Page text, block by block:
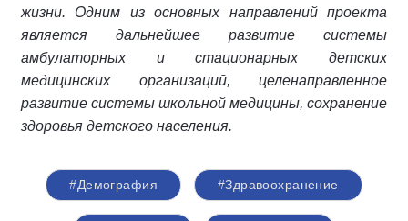
жизни. Одним из основных направлений проекта
является дальнейшее развитие системы
амбулаторных и стационарных детских
медицинских организаций, целенаправленное
развитие системы школьной медицины, сохранение
здоровья детского населения.
#Демография #Здравоохранение